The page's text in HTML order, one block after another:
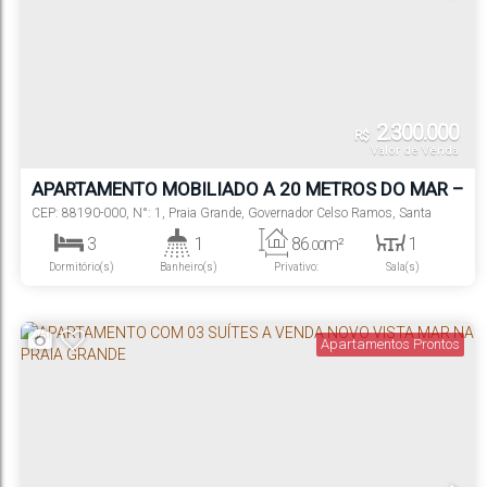
R$ 2.300.000
Valor de Venda
APARTAMENTO MOBILIADO A 20 METROS DO MAR –
PRAIA GRANDE | GOVERNADOR CELSO RAMOS/SC
CEP: 88190-000, N°: 1 , Praia Grande, Governador Celso Ramos, Santa
3
Dormitório(s)
1
Banheiro(s) Privativo:
86 .00m² 1
Sala(s)
Apartamentos Prontos